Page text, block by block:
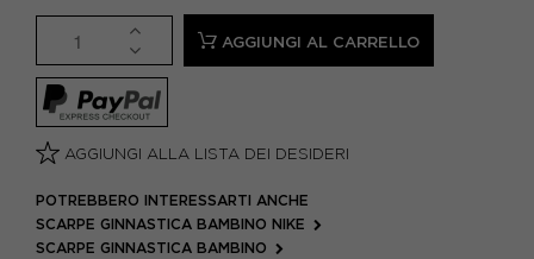
AGGIUNGI AL CARRELLO
AGGIUNGI ALLA LISTA DEI DESIDERI
POTREBBERO INTERESSARTI ANCHE
SCARPE GINNASTICA BAMBINO NIKE
SCARPE GINNASTICA BAMBINO